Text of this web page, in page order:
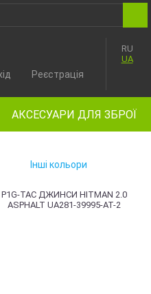
RU
UA
Реєстрація
АКСЕСУАРИ ДЛЯ ЗБРОЇ
Інші кольори